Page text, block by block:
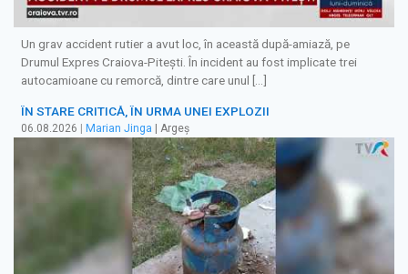
Un grav accident rutier a avut loc, în această după-amiază, pe
Drumul Expres Craiova-Pitești. În incident au fost implicate trei
autocamioane cu remorcă, dintre care unul […]
ÎN STARE CRITICĂ, ÎN URMA UNEI EXPLOZII
06.08.2026 Marian Jinga | Argeș